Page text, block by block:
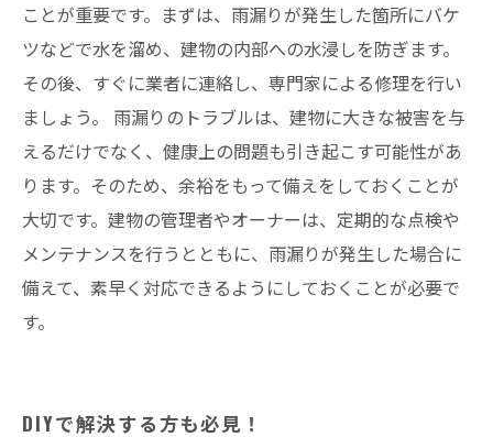
ことが重要です。まずは、雨漏りが発生した箇所にバケ
ツなどで水を溜め、建物の内部への水浸しを防ぎます。
その後、すぐに業者に連絡し、専門家による修理を行い
ましょう。 雨漏りのトラブルは、建物に大きな被害を与
えるだけでなく、健康上の問題も引き起こす可能性があ
ります。そのため、余裕をもって備えをしておくことが
大切です。建物の管理者やオーナーは、定期的な点検や
メンテナンスを行うとともに、雨漏りが発生した場合に
備えて、素早く対応できるようにしておくことが必要で
す。
DIYで解決する方も必見！